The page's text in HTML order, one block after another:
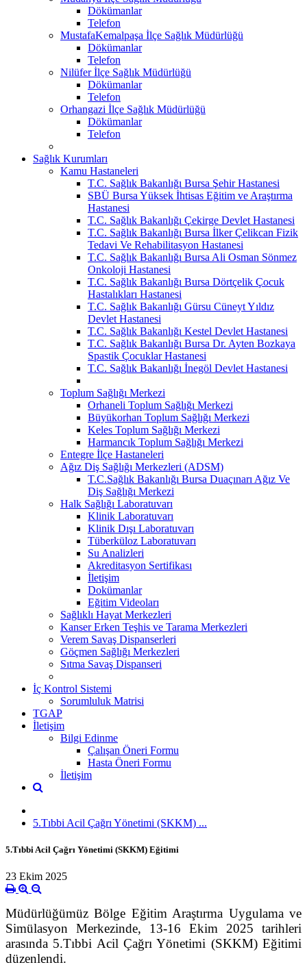
Dökümanlar
Telefon
MustafaKemalpaşa İlçe Sağlık Müdürlüğü
Dökümanlar
Telefon
Nilüfer İlçe Sağlık Müdürlüğü
Dökümanlar
Telefon
Orhangazi İlçe Sağlık Müdürlüğü
Dökümanlar
Telefon
Sağlık Kurumları
Kamu Hastaneleri
T.C. Sağlık Bakanlığı Bursa Şehir Hastanesi
SBÜ Bursa Yüksek İhtisas Eğitim ve Araştırma
Hastanesi
T.C. Sağlık Bakanlığı Çekirge Devlet Hastanesi
T.C. Sağlık Bakanlığı Bursa İlker Çelikcan Fizik
Tedavi Ve Rehabilitasyon Hastanesi
T.C. Sağlık Bakanlığı Bursa Ali Osman Sönmez
Onkoloji Hastanesi
T.C. Sağlık Bakanlığı Bursa Dörtçelik Çocuk
Hastalıkları Hastanesi
T.C. Sağlık Bakanlığı Gürsu Cüneyt Yıldız
Devlet Hastanesi
T.C. Sağlık Bakanlığı Kestel Devlet Hastanesi
T.C. Sağlık Bakanlığı Bursa Dr. Ayten Bozkaya
Spastik Çocuklar Hastanesi
T.C. Sağlık Bakanlığı İnegöl Devlet Hastanesi
Toplum Sağlığı Merkezi
Orhaneli Toplum Sağlığı Merkezi
Büyükorhan Toplum Sağlığı Merkezi
Keles Toplum Sağlığı Merkezi
Harmancık Toplum Sağlığı Merkezi
Entegre İlçe Hastaneleri
Ağız Diş Sağlığı Merkezleri (ADSM)
T.C.Sağlık Bakanlığı Bursa Duaçınarı Ağız Ve
Diş Sağlığı Merkezi
Halk Sağlığı Laboratuvarı
Klinik Laboratuvarı
Klinik Dışı Laboratuvarı
Tüberküloz Laboratuvarı
Su Analizleri
Akreditasyon Sertifikası
İletişim
Dokümanlar
Eğitim Videoları
Sağlıklı Hayat Merkezleri
Kanser Erken Teşhis ve Tarama Merkezleri
Verem Savaş Dispanserleri
Göçmen Sağlığı Merkezleri
Sıtma Savaş Dispanseri
İç Kontrol Sistemi
Sorumluluk Matrisi
TGAP
İletişim
Bilgi Edinme
Çalışan Öneri Formu
Hasta Öneri Formu
İletişim
5.Tıbbi Acil Çağrı Yönetimi (SKKM) ...
5.Tıbbi Acil Çağrı Yönetimi (SKKM) Eğitimi
23 Ekim 2025
Müdürlüğümüz Bölge Eğitim Araştırma Uygulama ve
Simülasyon Merkezinde, 13-16 Ekim 2025 tarihleri
arasında 5.Tıbbi Acil Çağrı Yönetimi (SKKM) Eğitimi
düzenlendi.